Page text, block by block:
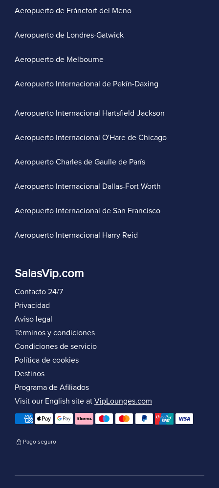
Aeropuerto de Fráncfort del Meno
Aeropuerto de Londres-Gatwick
Aeropuerto de Melbourne
Aeropuerto Internacional de Pekín-Daxing
Aeropuerto Internacional Hartsfield-Jackson
Aeropuerto Internacional O'Hare de Chicago
Aeropuerto Charles de Gaulle de París
Aeropuerto Internacional Dallas-Fort Worth
Aeropuerto Internacional de San Francisco
Aeropuerto Internacional Harry Reid
SalasVip.com
Contacto 24/7
Privacidad
Aviso legal
Términos y condiciones
Condiciones de servicio
Política de cookies
Destinos
Programa de Afiliados
Visit our English site at VipLounges.com
Pago seguro